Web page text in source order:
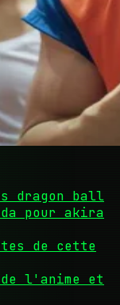
dragon ball
pour akira
de cette
l'anime et